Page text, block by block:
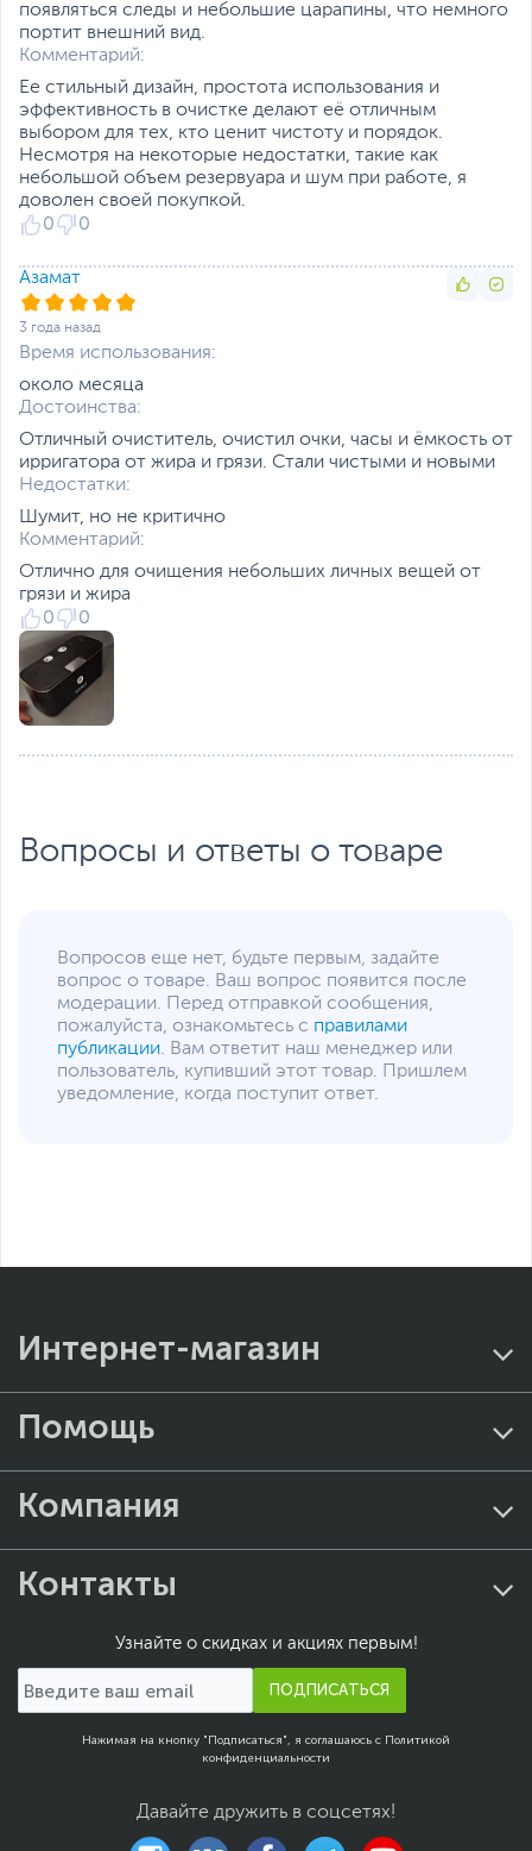
появляться следы и небольшие царапины, что немного
портит внешний вид.
Комментарий:
Ее стильный дизайн, простота использования и
эффективность в очистке делают её отличным
выбором для тех, кто ценит чистоту и порядок.
Несмотря на некоторые недостатки, такие как
небольшой объем резервуара и шум при работе, я
доволен своей покупкой.
0
0
Азамат
3 года назад
Время использования:
около месяца
Достоинства:
Отличный очиститель, очистил очки, часы и ёмкость от
ирригатора от жира и грязи. Стали чистыми и новыми
Недостатки:
Шумит, но не критично
Комментарий:
Отлично для очищения небольших личных вещей от
грязи и жира
0
0
Вопросы и ответы о товаре
Вопросов еще нет, будьте первым, задайте
вопрос о товаре. Ваш вопрос появится после
модерации. Перед отправкой сообщения,
пожалуйста, ознакомьтесь с правилами
публикации. Вам ответит наш менеджер или
пользователь, купивший этот товар. Пришлем
уведомление, когда поступит ответ.
Интернет-магазин
Помощь
Компания
Контакты
Узнайте о скидках и акциях первым!
ПОДПИСАТЬСЯ
Нажимая на кнопку "Подписаться", я соглашаюсь с Политикой
конфиденциальности
Давайте дружить в соцсетях!